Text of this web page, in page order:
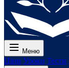
Меню
Ціни Уроки Тести